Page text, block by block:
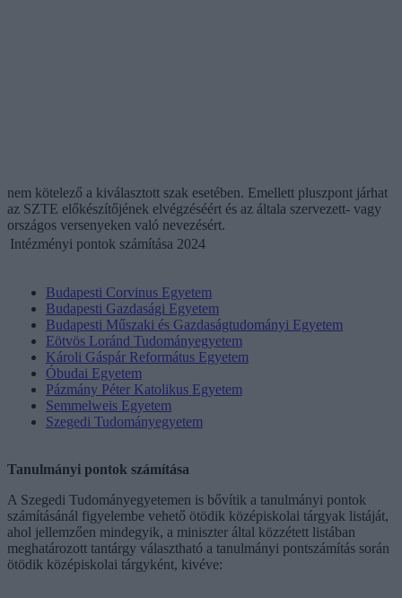
nem kötelező a kiválasztott szak esetében. Emellett pluszpont járhat
az SZTE előkészítőjének elvégzéséért és az általa szervezett- vagy
országos versenyeken való nevezésért.
Intézményi pontok számítása 2024
Budapesti Corvinus Egyetem
Budapesti Gazdasági Egyetem
Budapesti Műszaki és Gazdaságtudományi Egyetem
Eötvös Loránd Tudományegyetem
Károli Gáspár Református Egyetem
Óbudai Egyetem
Pázmány Péter Katolikus Egyetem
Semmelweis Egyetem
Szegedi Tudományegyetem
Tanulmányi pontok számítása
A Szegedi Tudományegyetemen is bővítik a tanulmányi pontok
számításánál figyelembe vehető ötödik középiskolai tárgyak listáját,
ahol jellemzően mindegyik, a miniszter által közzétett listában
meghatározott tantárgy választható a tanulmányi pontszámítás során
ötödik középiskolai tárgyként, kivéve: